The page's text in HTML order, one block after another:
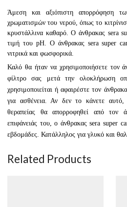
Άμεση και αξιόπιστη απορρόφηση
χρωματισμών του νερού, όπως το
κρυστάλλινα καθαρό. Ο άνθρακας sera
τιμή του pH. Ο άνθρακας sera super
νιτρικά και φωσφορικά.
Καλό θα ήταν να χρησιμοποιήσετε τον
φίλτρο σας μετά την ολοκλήρωση
χρησιμοποιείται ή αφαιρέστε τον
για ασθένεια. Αν δεν το κάνετε αυτό,
θεραπείας θα απορροφηθεί από τον
επιφάνειάς του, ο άνθρακας sera super
εβδομάδες. Κατάλληλος για γλυκό και
Related Products